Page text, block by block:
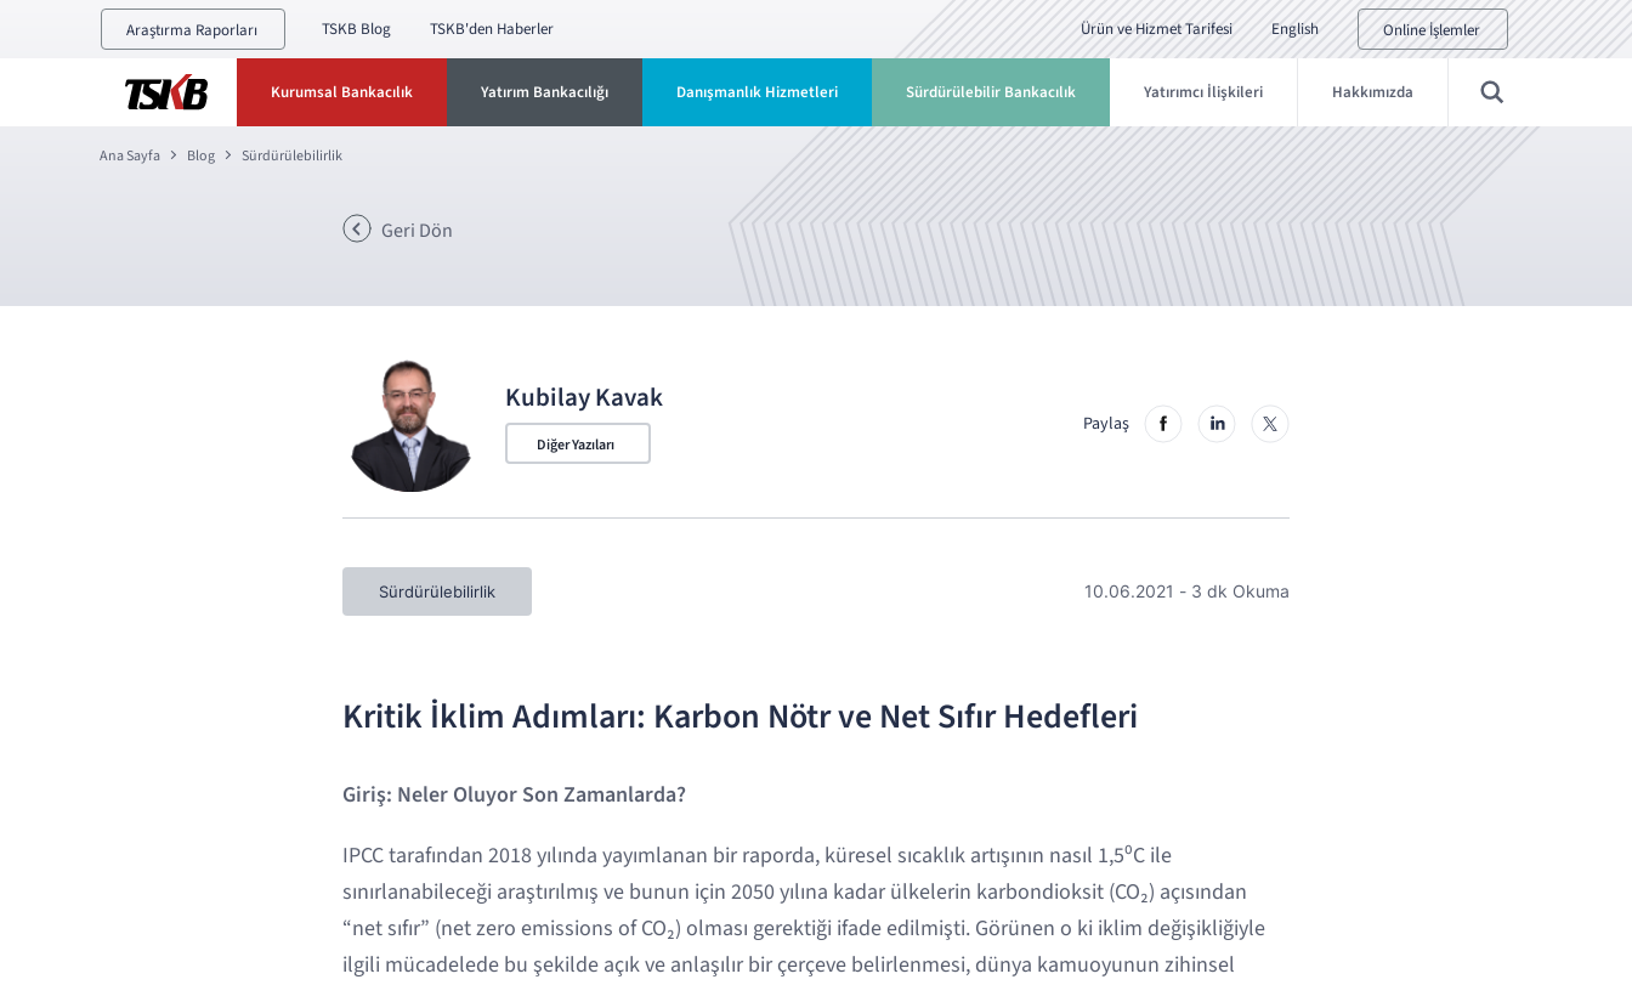
Araştırma Raporları TSKB Blog TSKB'den Haberler Ürün ve Hizmet Tarifesi English Online İşlemler
Kurumsal Bankacılık Yatırım Bankacılığı Danışmanlık Hizmetleri Sürdürülebilir Bankacılık Yatırımcı İlişkileri Hakkımızda
Ana Sayfa Blog Sürdürülebilirlik
Geri Dön
Kubilay Kavak
Diğer Yazıları
Paylaş
Sürdürülebilirlik 10.06.2021 - 3 dk Okuma
Kritik İklim Adımları: Karbon Nötr ve Net Sıfır Hedefleri
Giriş: Neler Oluyor Son Zamanlarda?
IPCC tarafından 2018 yılında yayımlanan bir raporda, küresel sıcaklık artışının nasıl 1,5⁰C ile
sınırlanabileceği araştırılmış ve bunun için 2050 yılına kadar ülkelerin karbondioksit (CO₂) açısından
“net sıfır” (net zero emissions of CO₂) olması gerektiği ifade edilmişti. Görünen o ki iklim değişikliğiyle
ilgili mücadelede bu şekilde açık ve anlaşılır bir çerçeve belirlenmesi, dünya kamuoyunun zihinsel